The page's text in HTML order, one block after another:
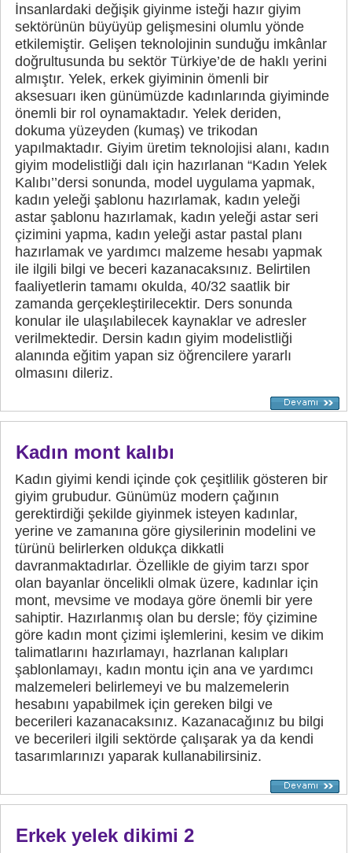
İnsanlardaki değişik giyinme isteği hazır giyim
sektörünün büyüyüp gelişmesini olumlu yönde
etkilemiştir. Gelişen teknolojinin sunduğu imkânlar
doğrultusunda bu sektör Türkiye’de de haklı yerini
almıştır. Yelek, erkek giyiminin ömenli bir
aksesuarı iken günümüzde kadınlarında giyiminde
önemli bir rol oynamaktadır. Yelek deriden,
dokuma yüzeyden (kumaş) ve trikodan
yapılmaktadır. Giyim üretim teknolojisi alanı, kadın
giyim modelistliği dalı için hazırlanan “Kadın Yelek
Kalıbı’’dersi sonunda, model uygulama yapmak,
kadın yeleği şablonu hazırlamak, kadın yeleği
astar şablonu hazırlamak, kadın yeleği astar seri
çizimini yapma, kadın yeleği astar pastal planı
hazırlamak ve yardımcı malzeme hesabı yapmak
ile ilgili bilgi ve beceri kazanacaksınız. Belirtilen
faaliyetlerin tamamı okulda, 40/32 saatlik bir
zamanda gerçekleştirilecektir. Ders sonunda
konular ile ulaşılabilecek kaynaklar ve adresler
verilmektedir. Dersin kadın giyim modelistliği
alanında eğitim yapan siz öğrencilere yararlı
olmasını dileriz.
Kadın mont kalıbı
Kadın giyimi kendi içinde çok çeşitlilik gösteren bir
giyim grubudur. Günümüz modern çağının
gerektirdiği şekilde giyinmek isteyen kadınlar,
yerine ve zamanına göre giysilerinin modelini ve
türünü belirlerken oldukça dikkatli
davranmaktadırlar. Özellikle de giyim tarzı spor
olan bayanlar öncelikli olmak üzere, kadınlar için
mont, mevsime ve modaya göre önemli bir yere
sahiptir. Hazırlanmış olan bu dersle; föy çizimine
göre kadın mont çizimi işlemlerini, kesim ve dikim
talimatlarını hazırlamayı, hazrlanan kalıpları
şablonlamayı, kadın montu için ana ve yardımcı
malzemeleri belirlemeyi ve bu malzemelerin
hesabını yapabilmek için gereken bilgi ve
becerileri kazanacaksınız. Kazanacağınız bu bilgi
ve becerileri ilgili sektörde çalışarak ya da kendi
tasarımlarınızı yaparak kullanabilirsiniz.
Erkek yelek dikimi 2